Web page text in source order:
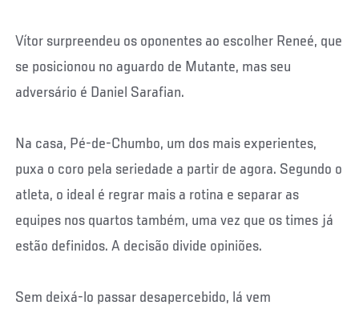
Vítor surpreendeu os oponentes ao escolher Reneé, que
se posicionou no aguardo de Mutante, mas seu
adversário é Daniel Sarafian.
Na casa, Pé-de-Chumbo, um dos mais experientes,
puxa o coro pela seriedade a partir de agora. Segundo o
atleta, o ideal é regrar mais a rotina e separar as
equipes nos quartos também, uma vez que os times já
estão definidos. A decisão divide opiniões.
Sem deixá-lo passar desapercebido, lá vem